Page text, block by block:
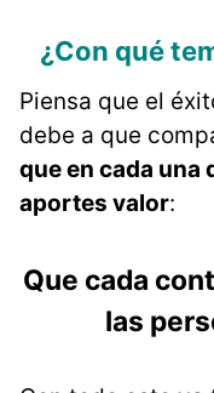
¿Con qué
Piensa que el
debe a que
que en cada una
aportes valor:
Que cada
las